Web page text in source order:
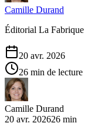
Camille Durand
Éditorial La Fabrique
20 avr. 2026
26 min de lecture
Camille Durand
20 avr. 202626 min